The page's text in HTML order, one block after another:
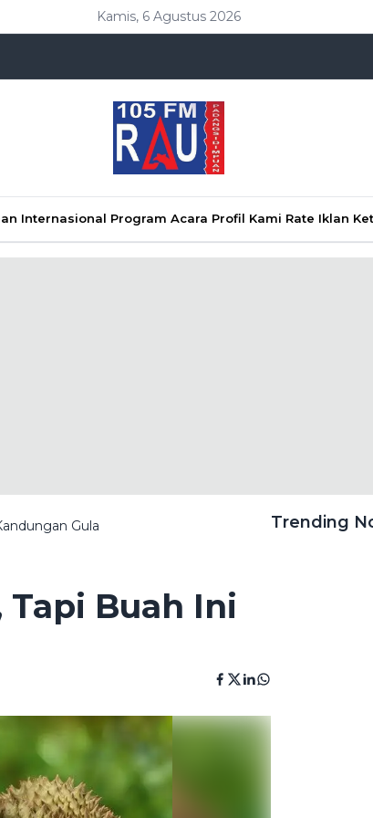
Kamis, 6 Agustus 2026
Internasional Program Acara Profil Kami Rate Iklan
Gula
Buah Ini
Trending